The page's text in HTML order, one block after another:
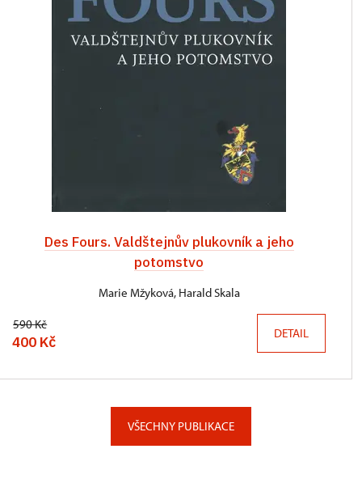
Des Fours. Valdštejnův plukovník a jeho
potomstvo
Marie Mžyková, Harald Skala
590 Kč
400 Kč DETAIL
VŠECHNY PUBLIKACE